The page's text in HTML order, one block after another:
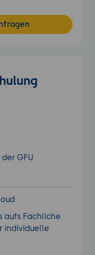
GFU
aufs Fachliche
individuelle